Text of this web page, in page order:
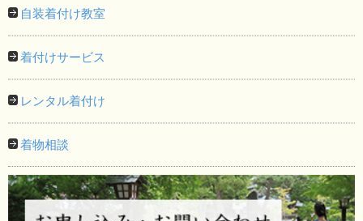
自装着付け教室
着付けサービス
レンタル着付け
着物相談